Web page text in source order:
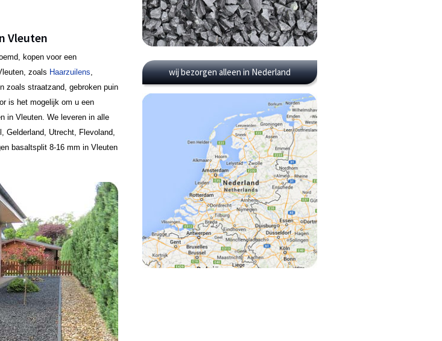
Vleuten
kopen voor een
zoals Haarzuilens,
zoals straatzand, gebroken puin
is het mogelijk om u een
in Vleuten. We leveren in alle
Gelderland, Utrecht, Flevoland,
basaltsplit 8-16 mm in Vleuten
wij bezorgen alleen in Nederland